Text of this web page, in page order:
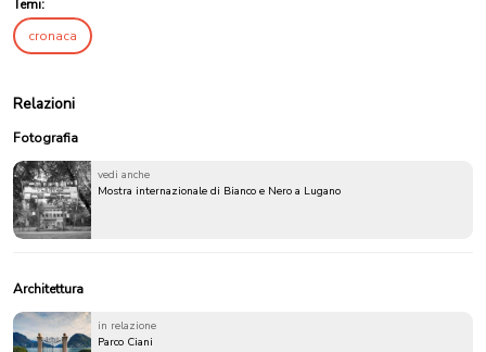
Temi:
cronaca
Relazioni
Fotografia
vedi anche
Mostra internazionale di Bianco e Nero a Lugano
Architettura
in relazione
Parco Ciani